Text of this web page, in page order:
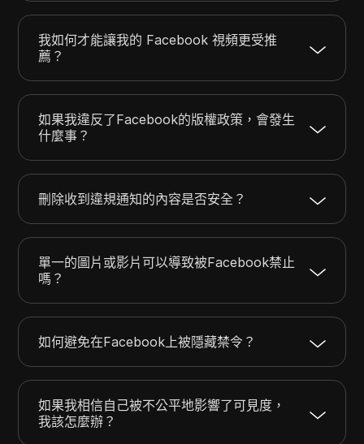
我如何才能讓我的 Facebook 視頻更受推
薦？
如果我違反了Facebook的版權政策，會發生
什麼事？
刪除收到違規通知的內容是否安全？
單一的圖片或影片可以導致被Facebook禁止
嗎？
如何避免在Facebook上被隱藏禁令？
如果我相信自己被不公平地影響了可見度，
我該怎麼辦？